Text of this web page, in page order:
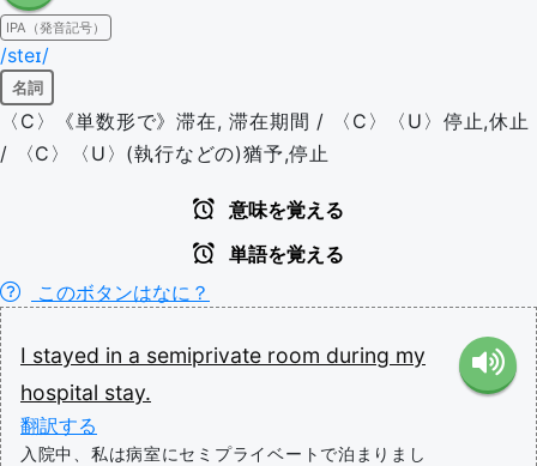
IPA（発音記号）
/steɪ/
名詞
〈C〉《単数形で》滞在, 滞在期間 / 〈C〉〈U〉停止,休止
/ 〈C〉〈U〉(執行などの)猶予,停止
意味を覚える
単語を覚える
このボタンはなに？
I stayed in a semiprivate room during my
hospital stay.
翻訳する
入院中、私は病室にセミプライベートで泊まりまし